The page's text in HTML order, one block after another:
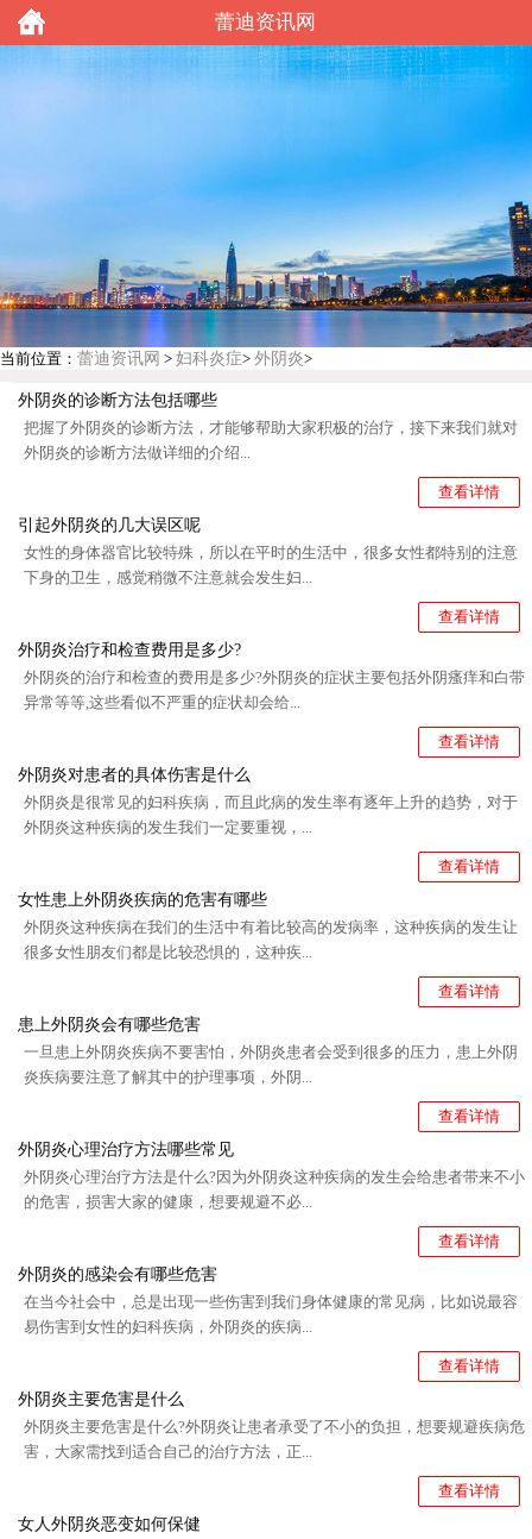
蕾迪资讯网
当前位置： 蕾迪资讯网 > 妇科炎症> 外阴炎>
外阴炎的诊断方法包括哪些
把握了外阴炎的诊断方法，才能够帮助大家积极的治疗，接下来我们就对
外阴炎的诊断方法做详细的介绍...
查看详情
引起外阴炎的几大误区呢
女性的身体器官比较特殊，所以在平时的生活中，很多女性都特别的注意
下身的卫生，感觉稍微不注意就会发生妇...
查看详情
外阴炎治疗和检查费用是多少?
外阴炎的治疗和检查的费用是多少?外阴炎的症状主要包括外阴瘙痒和白带
异常等等,这些看似不严重的症状却会给...
查看详情
外阴炎对患者的具体伤害是什么
外阴炎是很常见的妇科疾病，而且此病的发生率有逐年上升的趋势，对于
外阴炎这种疾病的发生我们一定要重视，...
查看详情
女性患上外阴炎疾病的危害有哪些
外阴炎这种疾病在我们的生活中有着比较高的发病率，这种疾病的发生让
很多女性朋友们都是比较恐惧的，这种疾...
查看详情
患上外阴炎会有哪些危害
一旦患上外阴炎疾病不要害怕，外阴炎患者会受到很多的压力，患上外阴
炎疾病要注意了解其中的护理事项，外阴...
查看详情
外阴炎心理治疗方法哪些常见
外阴炎心理治疗方法是什么?因为外阴炎这种疾病的发生会给患者带来不小
的危害，损害大家的健康，想要规避不必...
查看详情
外阴炎的感染会有哪些危害
在当今社会中，总是出现一些伤害到我们身体健康的常见病，比如说最容
易伤害到女性的妇科疾病，外阴炎的疾病...
查看详情
外阴炎主要危害是什么
外阴炎主要危害是什么?外阴炎让患者承受了不小的负担，想要规避疾病危
害，大家需找到适合自己的治疗方法，正...
查看详情
女人外阴炎恶变如何保健